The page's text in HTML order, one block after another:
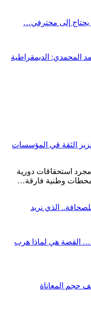
يحتاج إلى محترفي…
المحمدي: الديمقراطية
الثقة قي المؤسسات
استحقاقات دورية
محطات وطنية فارقة…
الذي نريد
القصة هي لماذا هرب
حجم المعاناة